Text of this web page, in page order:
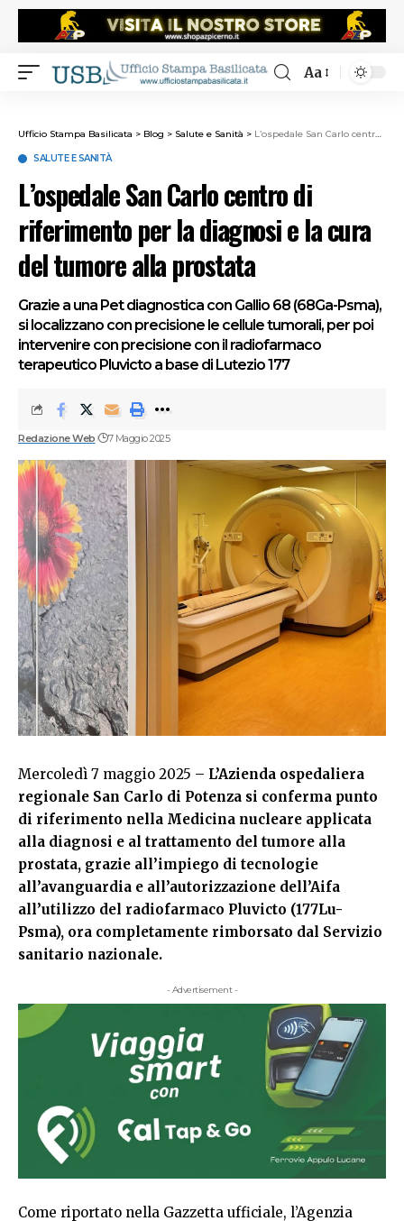
Aa
Ufficio Stampa Basilicata > Blog > Salute e Sanità > L’ospedale San Carlo centro di riferimento per la diagnosi e la cura del tumore alla prostata
SALUTE E SANITÀ
L’ospedale San Carlo centro di
riferimento per la diagnosi e la cura
del tumore alla prostata
Grazie a una Pet diagnostica con Gallio 68 (68Ga-Psma),
si localizzano con precisione le cellule tumorali, per poi
intervenire con precisione con il radiofarmaco
terapeutico Pluvicto a base di Lutezio 177
Redazione Web 7 Maggio 2025
Mercoledì 7 maggio 2025 – L’Azienda ospedaliera
regionale San Carlo di Potenza si conferma punto
di riferimento nella Medicina nucleare applicata
alla diagnosi e al trattamento del tumore alla
prostata, grazie all’impiego di tecnologie
all’avanguardia e all’autorizzazione dell’Aifa
all’utilizzo del radiofarmaco Pluvicto (177Lu-
Psma), ora completamente rimborsato dal Servizio
sanitario nazionale.
- Advertisement -
Come riportato nella Gazzetta ufficiale, l’Agenzia